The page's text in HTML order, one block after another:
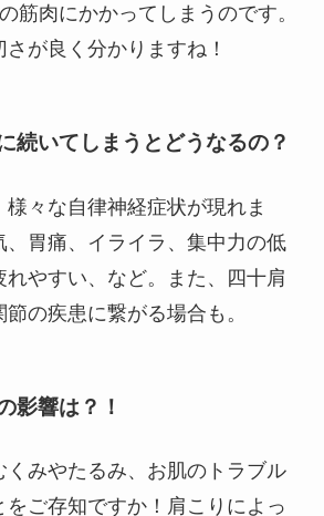
筋肉にかかってしまうのです。
が良く分かりますね！
続いてしまうとどうなるの？
様々な自律神経症状が現れま
、胃痛、イライラ、集中力の低
やすい、など。また、四十肩
の疾患に繋がる場合も。
影響は？！
くみやたるみ、お肌のトラブル
ご存知ですか！肩こりによっ